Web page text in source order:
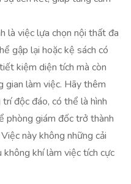
là việc lựa chọn nội thất đa
gập lại hoặc kệ sách có
kiệm diện tích mà còn
gian làm việc. Hãy thêm
độc đáo, có thể là hình
phòng giám đốc trở thành
này không những cải
khí làm việc tích cực